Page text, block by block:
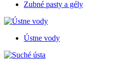
Zubné pasty a gély
Ústne vody